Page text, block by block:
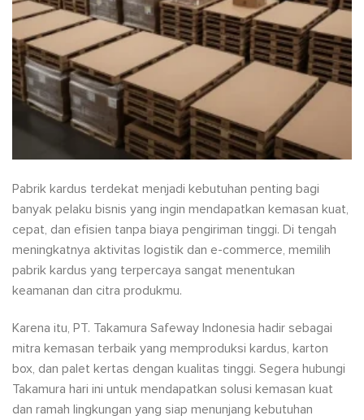
Pabrik kardus terdekat menjadi kebutuhan penting bagi
banyak pelaku bisnis yang ingin mendapatkan kemasan kuat,
cepat, dan efisien tanpa biaya pengiriman tinggi. Di tengah
meningkatnya aktivitas logistik dan e-commerce, memilih
pabrik kardus yang terpercaya sangat menentukan
keamanan dan citra produkmu.
Karena itu, PT. Takamura Safeway Indonesia hadir sebagai
mitra kemasan terbaik yang memproduksi kardus, karton
box, dan palet kertas dengan kualitas tinggi. Segera hubungi
Takamura hari ini untuk mendapatkan solusi kemasan kuat
dan ramah lingkungan yang siap menunjang kebutuhan